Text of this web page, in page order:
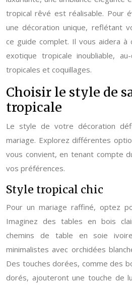
tropical rêvé est réalisable. Pour
une décoration unique, reflétant
ce guide complet. Il vous aidera à
exotique tropicale inoubliable,
tropicales et coquillages.
Choisir le style de
tropicale
Le style de votre décoration
mariage. Explorez différentes
vous convient, en tenant compte
vos préférences.
Style tropical chic
Pour un mariage raffiné, optez
Imaginez des tables en bois
chemins de table en soie
minimalistes avec orchidées
Des touches dorées, comme des
dorés, ajouteront une touche de